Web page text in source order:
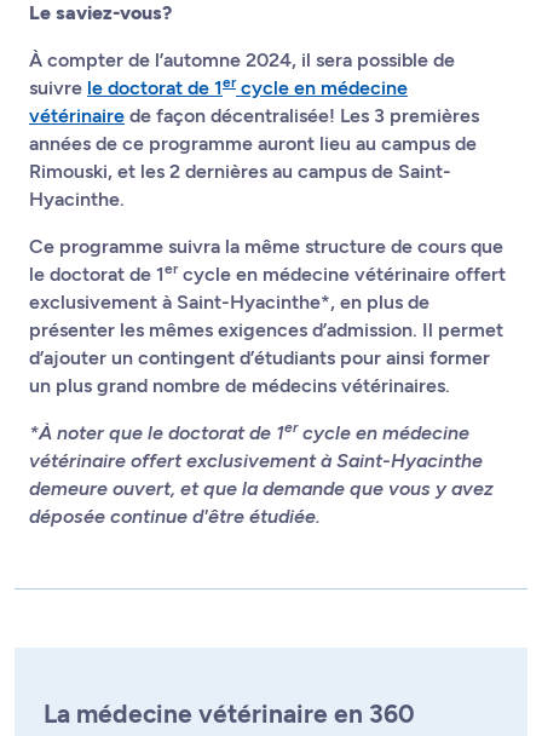
Le saviez-vous?
À compter de l’automne 2024, il sera possible de
suivre le doctorat de 1ercycle en médecine
vétérinaire de façon décentralisée! Les 3 premières
années de ce programme auront lieu au campus de
Rimouski, et les 2 dernières au campus de Saint-
Hyacinthe.
Ce programme suivra la même structure de cours que
le doctorat de 1ercycle en médecine vétérinaire offert
exclusivement à Saint-Hyacinthe*, en plus de
présenter les mêmes exigences d’admission. Il permet
d’ajouter un contingent d’étudiants pour ainsi former
un plus grand nombre de médecins vétérinaires.
*À noter que le doctorat de 1ercycle en médecine
vétérinaire offert exclusivement à Saint-Hyacinthe
demeure ouvert, et que la demande que vous y avez
déposée continue d'être étudiée.
La médecine vétérinaire en 360